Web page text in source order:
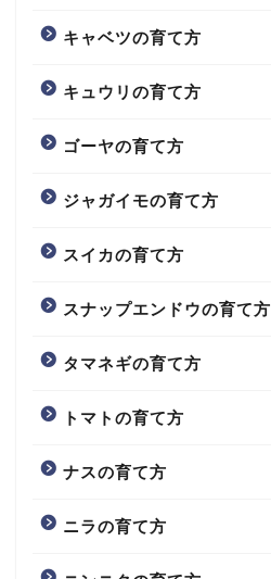
キャベツの育て方
キュウリの育て方
ゴーヤの育て方
ジャガイモの育て方
スイカの育て方
スナップエンドウの育て方
タマネギの育て方
トマトの育て方
ナスの育て方
ニラの育て方